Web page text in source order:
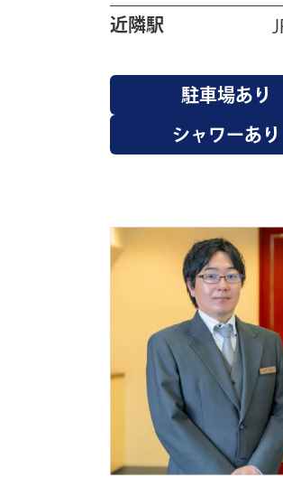
近隣駅
駐車場あり
シャワーあり